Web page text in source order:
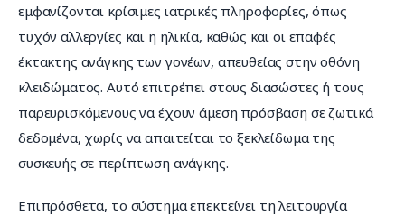
εμφανίζονται κρίσιμες ιατρικές πληροφορίες, όπως
τυχόν αλλεργίες και η ηλικία, καθώς και οι επαφές
έκτακτης ανάγκης των γονέων, απευθείας στην οθόνη
κλειδώματος. Αυτό επιτρέπει στους διασώστες ή τους
παρευρισκόμενους να έχουν άμεση πρόσβαση σε ζωτικά
δεδομένα, χωρίς να απαιτείται το ξεκλείδωμα της
συσκευής σε περίπτωση ανάγκης.
Επιπρόσθετα, το σύστημα επεκτείνει τη λειτουργία